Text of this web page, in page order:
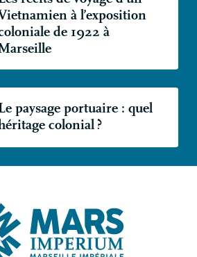
à l’exposition
de 1922 à
paysage portuaire : quel
colonial?